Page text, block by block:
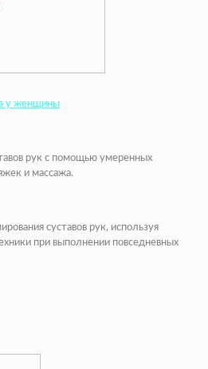
у женщины
рук с помощью умеренных
и массажа.
суставов рук, используя
при выполнении повседневных